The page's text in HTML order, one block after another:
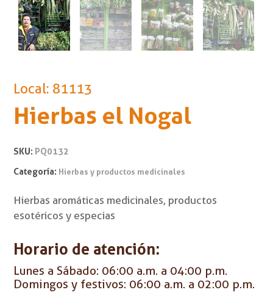
Local: 81113
Hierbas el Nogal
SKU: PQ0132
Categoría: Hierbas y productos medicinales
Hierbas aromáticas medicinales, productos
esotéricos y especias
Horario de atención:
Lunes a Sábado: 06:00 a.m. a 04:00 p.m.
Domingos y festivos: 06:00 a.m. a 02:00 p.m.